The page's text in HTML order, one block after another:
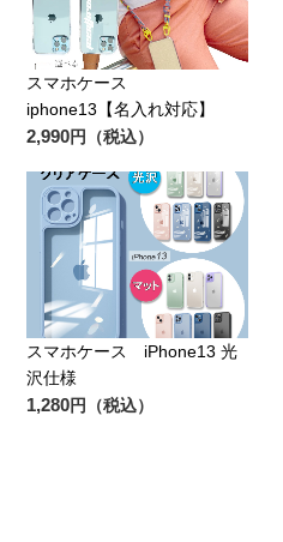
スマホケース
iphone13【名入れ対応】
2,990円（税込）
スマホケース iPhone13 光
沢仕様
1,280円（税込）